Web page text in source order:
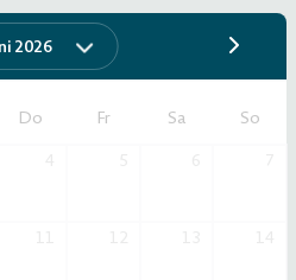
2026
Do Fr Sa
So